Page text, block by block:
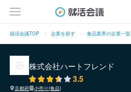
就活会議TOP 企業を探す 食品業界の企業一覧
株式会社ハートフレンド
3.5
京都府
小売り(食品)